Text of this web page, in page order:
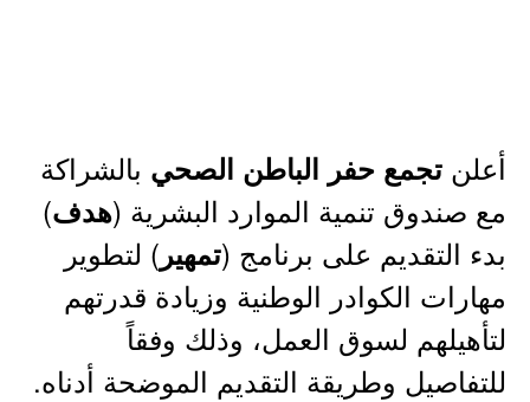
أعلن تجمع حفر الباطن الصحي بالشراكة
مع صندوق تنمية الموارد البشرية (هدف)
بدء التقديم على برنامج (تمهير ) لتطوير
مهارات الكوادر الوطنية وزيادة قدرتهم
لتأهيلهم لسوق العمل، وذلك وفقاً
للتفاصيل وطريقة التقديم الموضحة أدناه.